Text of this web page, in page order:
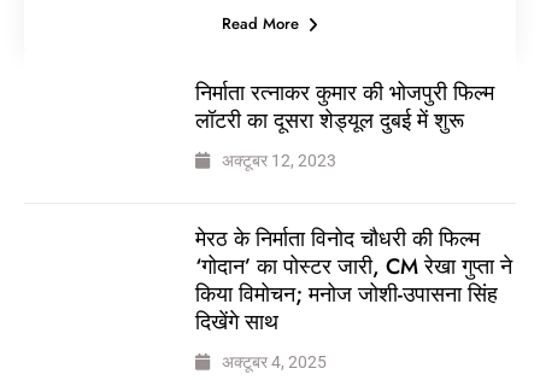
Read More
निर्माता रत्नाकर कुमार की भोजपुरी फिल्म
लॉटरी का दूसरा शेड्यूल दुबई में शुरू
अक्टूबर 12, 2023
मेरठ के निर्माता विनोद चौधरी की फिल्म
‘गोदान’ का पोस्टर जारी, CM रेखा गुप्ता ने
किया विमोचन; मनोज जोशी-उपासना सिंह
दिखेंगे साथ
अक्टूबर 4, 2025